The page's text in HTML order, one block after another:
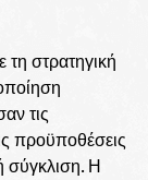
στρατηγική
τις
προϋποθέσεις
σύγκλιση. Η